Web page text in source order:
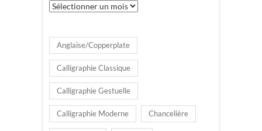
Archives
Anglaise/Copperplate
Calligraphie Classique
Calligraphie Gestuelle
Calligraphie Moderne Chancelière